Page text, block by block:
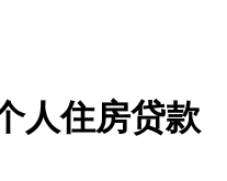
人住房贷款